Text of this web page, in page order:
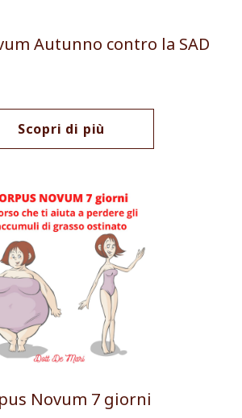
Autunno contro la SAD
Scopri di più
Novum 7 giorni